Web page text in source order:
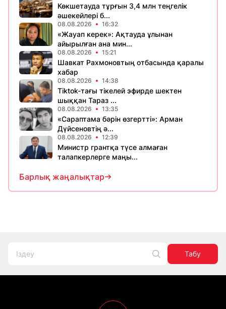
Көкшетауда тұрғын 3,4 млн теңгелік
әшекейлері б...
08.08.2026 16:32
«Жауап керек»: Ақтауда ұлынан
айырылған ана мин...
08.08.2026 15:21
Шавкат Рахмоновтың отбасында қаралы
хабар
08.08.2026 14:38
Tiktok-тағы тікелей эфирде шектен
шыққан Тараз ...
08.08.2026 13:35
«Сараптама бәрін өзгертті»: Арман
Дүйсеновтің ә...
08.08.2026 12:39
Министр грантқа түсе алмаған
талапкерлерге маңы...
Барлық жаңалықтар
Табу